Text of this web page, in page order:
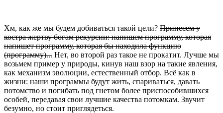
Хм, как же мы будем добиваться такой цели? Принесем у
костра жертву богам рекурсии: напишем программу, которая
напишет программу, которая бы находила функцию
(программу)... Нет, во второй раз такое не прокатит. Лучше мы
возьмем пример у природы, кинув наш взор на такие явления,
как механизм эволюции, естественный отбор. Всё как в
жизни: наши программы будут жить, спариваться, давать
потомство и погибать под гнетом более приспособившихся
особей, передавая свои лучшие качества потомкам. Звучит
безумно, но стоит приглядеться.